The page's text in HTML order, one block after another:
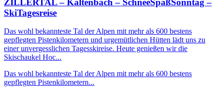
SkiTagesreise
Das wohl bekannteste Tal der Alpen mit mehr als 600 bestens
gepflegten Pistenkilometern und urgemütlichen Hütten lädt uns zu
einer unvergesslichen Tagesskireise. Heute genießen wir die
Skischaukel Hoc...
Das wohl bekannteste Tal der Alpen mit mehr als 600 bestens
gepflegten Pistenkilometern...